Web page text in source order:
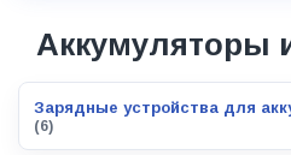
Аккумуляторы
Зарядные устройства для
(6)